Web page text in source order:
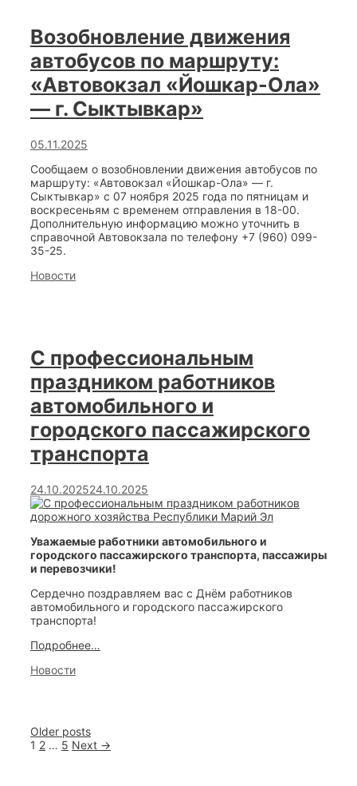
Новогодние
праздники
(1
2026
года)
Возобновление движения
автобусов по маршруту:
«Автовокзал «Йошкар-Ола»
— г. Сыктывкар»
05.11.2025
Сообщаем о возобновлении движения автобусов по
маршруту: «Автовокзал «Йошкар-Ола» — г.
Сыктывкар» с 07 ноября 2025 года по пятницам и
воскресеньям с временем отправления в 18-00.
Дополнительную информацию можно уточнить в
справочной Автовокзала по телефону +7 (960) 099-
35-25.
Categories
Новости
С профессиональным
праздником работников
автомобильного и
городского пассажирского
транспорта
24.10.202524.10.2025
Уважаемые работники автомобильного и
городского пассажирского транспорта, пассажиры
и перевозчики!
Сердечно поздравляем вас с Днём работников
автомобильного и городского пассажирского
транспорта!
Подробнее…
пассажирского
транспорта
Categories
Новости
Post
navigation
Older posts
1 2 … 5 Next →